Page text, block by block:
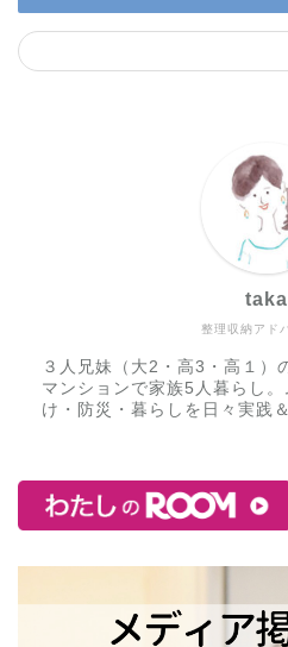
整理収納アド
taka
３人兄妹（大2・高3・高１）
マンションで家族5人暮らし
け・防災・暮らしを日々実践